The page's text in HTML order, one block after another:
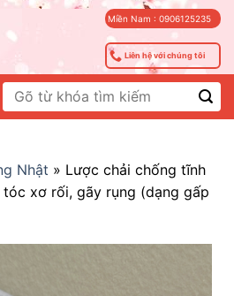
Miền Nam : 0906125235
Liên hệ với chúng tôi
Tìm
kiếm:
Nhật » Lược chải chống tĩnh
tóc xơ rối, gãy rụng (dạng gấp